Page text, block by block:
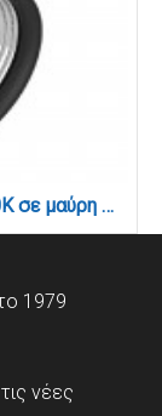
Σποτ μαγνητικής ράγας LED 10W 3000K σε μαύρη απόχρωση D:8cmX12,7cm (T02101-BL)
1979
νέες